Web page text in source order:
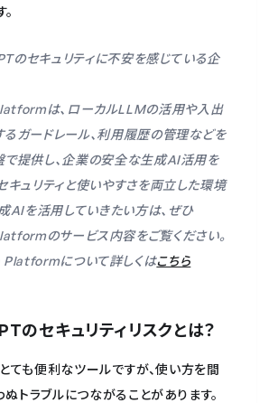
のセキュリティに不安を感じている企
は、ローカルLLMの活用や入出
るガードレール、利用履歴の管理などを
で提供し、企業の安全な生成AI活用を
キュリティと使いやすさを両立した環境
AIを活用していきたい方は、ぜひ
のサービス内容をご覧ください。
について詳しくはこちら
のセキュリティリスクとは？
も便利なツールですが、使い方を間
ぬトラブルにつながることがあります。